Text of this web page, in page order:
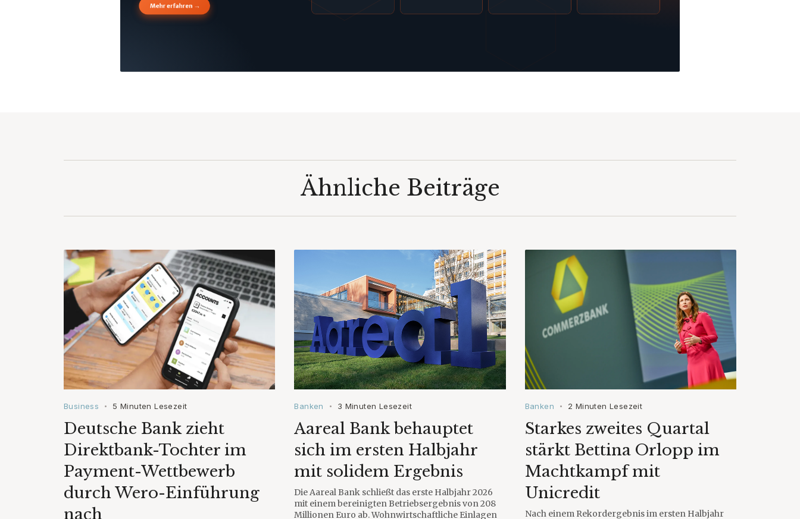
Mehr erfahren →
Ähnliche Beiträge
Business • 5 Minuten Lesezeit
Deutsche Bank zieht
Direktbank-Tochter im
Payment-Wettbewerb
durch Wero-Einführung
nach
Banken • 3 Minuten Lesezeit
Aareal Bank behauptet
sich im ersten Halbjahr
mit solidem Ergebnis
Die Aareal Bank schließt das erste Halbjahr 2026
mit einem bereinigten Betriebsergebnis von 208
Millionen Euro ab. Wohnwirtschaftliche Einlagen
Banken • 2 Minuten Lesezeit
Starkes zweites Quartal
stärkt Bettina Orlopp im
Machtkampf mit
Unicredit
Nach einem Rekordergebnis im ersten Halbjahr